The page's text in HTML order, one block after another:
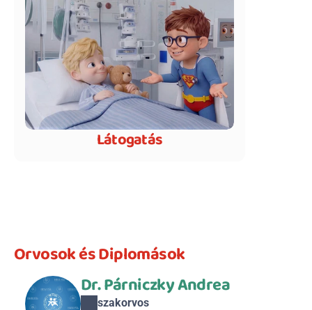
Látogatás
Orvosok és Diplomások
Dr. Párniczky Andrea
szakorvos